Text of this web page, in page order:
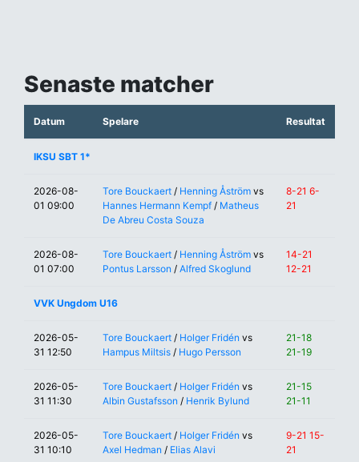
Senaste matcher
Datum Spelare Resultat
IKSU SBT 1*
2026-08-
01 09:00
Tore Bouckaert / Henning Åström vs
Hannes Hermann Kempf / Matheus
De Abreu Costa Souza
8-21 6-
21
2026-08-
01 07:00
Tore Bouckaert / Henning Åström vs
Pontus Larsson / Alfred Skoglund
14-21
12-21
VVK Ungdom U16
2026-05-
31 12:50
Tore Bouckaert / Holger Fridén vs
Hampus Miltsis / Hugo Persson
21-18
21-19
2026-05-
31 11:30
Tore Bouckaert / Holger Fridén vs
Albin Gustafsson / Henrik Bylund
21-15
21-11
2026-05-
31 10:10
Tore Bouckaert / Holger Fridén vs
Axel Hedman / Elias Alavi
9-21 15-
21